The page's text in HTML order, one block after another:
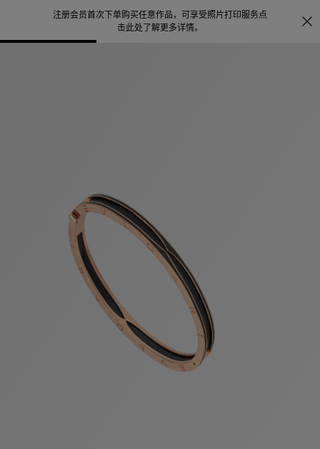
注册会员首次下单购买任意作品，可享受照片打印服务点
击此处了解更多详情。